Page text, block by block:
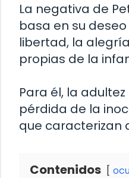
La negativa de
basa en su
libertad, la
propias de la
Para él, la
pérdida de la
que caracterizan
Contenidos